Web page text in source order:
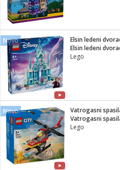
Novo
Elsin ledeni
Elsin ledeni
Lego
Novo
Vatrogasni
Vatrogasni
Lego